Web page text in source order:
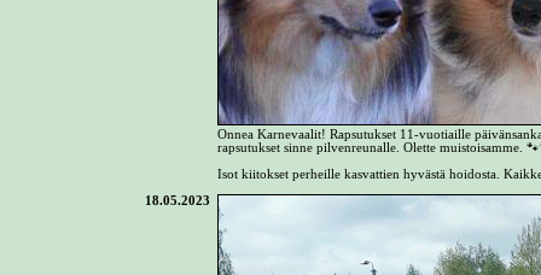
Onnea Karnevaalit! Rapsutukset 11-vuotiaille
rapsutukset sinne pilvenreunalle. Olette muistoisamme.
Isot kiitokset perheille kasvattien hyvästä hoidosta.
18.05.2023